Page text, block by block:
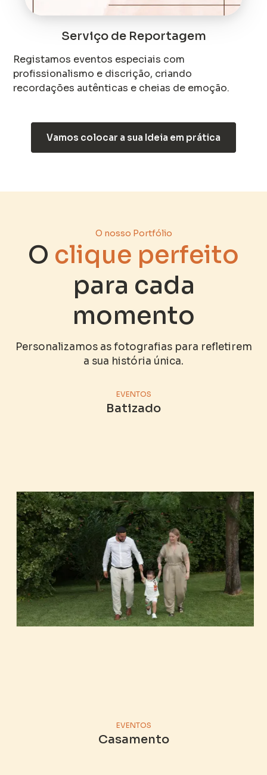
Serviço de Reportagem
Registamos eventos especiais com
profissionalismo e discrição, criando
recordações autênticas e cheias de emoção.
Vamos colocar a sua Ideia em prática
O nosso Portfólio
O clique perfeito
para cada
momento
Personalizamos as fotografias para refletirem
a sua história única.
EVENTOS
Batizado
EVENTOS
Casamento